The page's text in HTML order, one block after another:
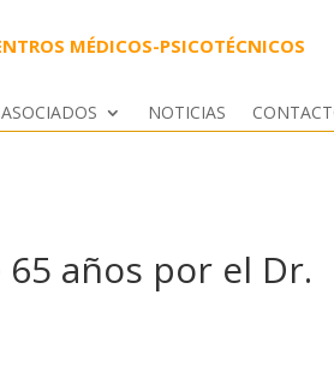
MÉDICOS-PSICOTÉCNICOS
ASOCIADOS NOTICIAS
años por el Dr.